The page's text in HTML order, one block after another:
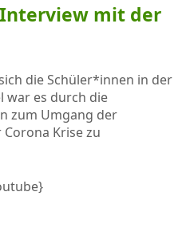
Interview mit der
die Schüler*innen in der
war es durch die
zum Umgang der
Krise zu